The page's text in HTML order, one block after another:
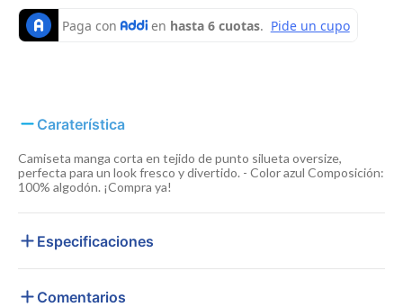
Caraterística
Camiseta manga corta en tejido de punto silueta oversize,
perfecta para un look fresco y divertido. - Color azul Composición:
100% algodón. ¡Compra ya!
Especificaciones
Comentarios